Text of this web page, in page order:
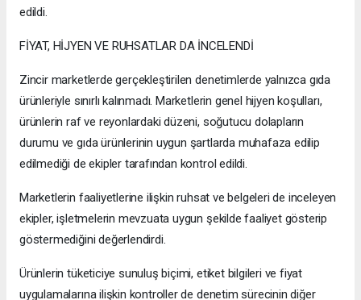
edildi.
FİYAT, HİJYEN VE RUHSATLAR DA İNCELENDİ
Zincir marketlerde gerçekleştirilen denetimlerde yalnızca gıda
ürünleriyle sınırlı kalınmadı. Marketlerin genel hijyen koşulları,
ürünlerin raf ve reyonlardaki düzeni, soğutucu dolapların
durumu ve gıda ürünlerinin uygun şartlarda muhafaza edilip
edilmediği de ekipler tarafından kontrol edildi.
Marketlerin faaliyetlerine ilişkin ruhsat ve belgeleri de inceleyen
ekipler, işletmelerin mevzuata uygun şekilde faaliyet gösterip
göstermediğini değerlendirdi.
Ürünlerin tüketiciye sunuluş biçimi, etiket bilgileri ve fiyat
uygulamalarına ilişkin kontroller de denetim sürecinin diğer